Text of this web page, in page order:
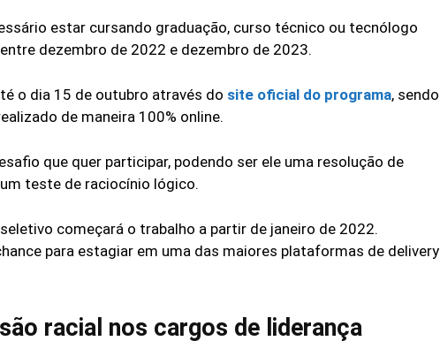
estar cursando graduação, curso técnico ou tecnólogo
dezembro de 2022 e dezembro de 2023.
o dia 15 de outubro através do site oficial do programa, sendo
de maneira 100% online.
que quer participar, podendo ser ele uma resolução de
teste de raciocínio lógico.
começará o trabalho a partir de janeiro de 2022.
para estagiar em uma das maiores plataformas de delivery
racial nos cargos de liderança